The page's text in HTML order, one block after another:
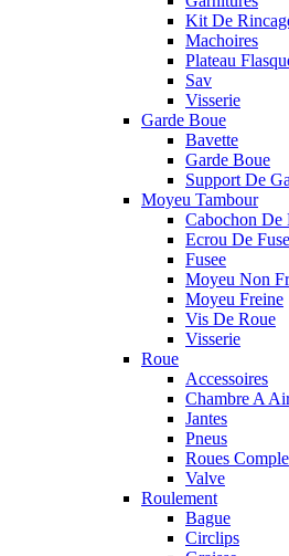
Kit De
Machoires
Plateau
Sav
Visserie
Garde Boue
Bavette
Garde Boue
Support De
Moyeu Tambour
Cabochon De
Ecrou De
Fusee
Moyeu Non
Moyeu Freine
Vis De Roue
Visserie
Roue
Accessoires
Chambre A
Jantes
Pneus
Roues
Valve
Roulement
Bague
Circlips